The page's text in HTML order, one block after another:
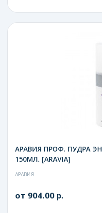
АРАВИЯ ПРОФ. ПУДРА
150МЛ. [ARAVIA]
АРАВИЯ
от 904.00 р.